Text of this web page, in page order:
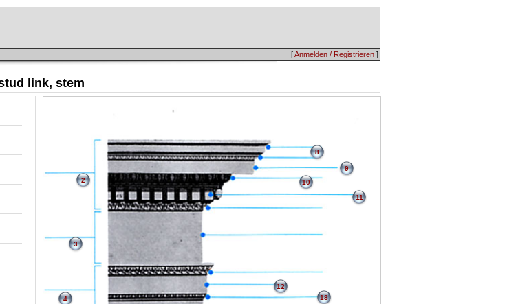
[Anmelden / Registrieren ]
link, stem
2
3
4
8
9
10
11
12
18